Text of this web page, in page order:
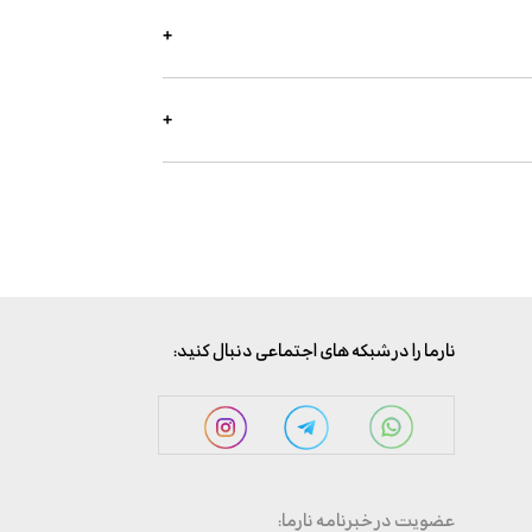
:نارما را در شبکه های اجتماعی دنبال کنید
:عضویت در خبرنامه نارما